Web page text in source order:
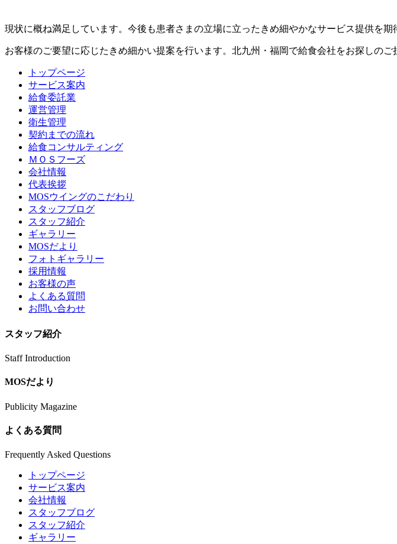
現状に概ね満足しています。今後も患者さまの立場に立ったきめ細やかなサービス提供を期
お客様のご要望に応じたきめ細かい提案を行います。北九州・福岡で給食会社をお探しの
トップページ
サービス案内
給食委託業
運営管理
衛生管理
契約までの流れ
給食コンサルティング
ＭＯＳフーズ
会社情報
代表挨拶
MOSウイングのこだわり
スタッフブログ
スタッフ紹介
ギャラリー
MOSだより
フォトギャラリー
採用情報
お客様の声
よくある質問
お問い合わせ
スタッフ紹介
Staff Introduction
MOSだより
Publicity Magazine
よくある質問
Frequently Asked Questions
トップページ
サービス案内
会社情報
スタッフブログ
スタッフ紹介
ギャラリー